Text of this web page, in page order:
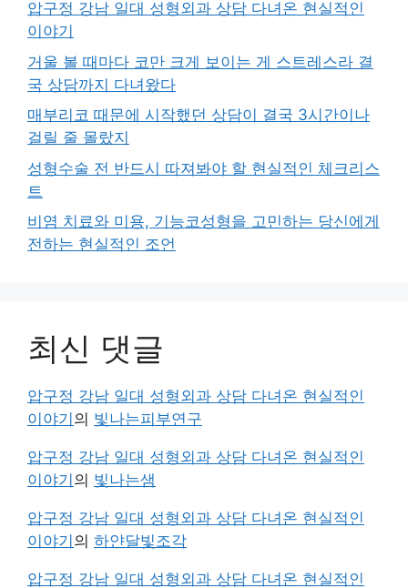
압구정 강남 일대 성형외과 상담 다녀온 현실적인
이야기
거울 볼 때마다 코만 크게 보이는 게 스트레스라 결
국 상담까지 다녀왔다
매부리코 때문에 시작했던 상담이 결국 3시간이나
걸릴 줄 몰랐지
성형수술 전 반드시 따져봐야 할 현실적인 체크리스
트
비염 치료와 미용, 기능코성형을 고민하는 당신에게
전하는 현실적인 조언
최신 댓글
압구정 강남 일대 성형외과 상담 다녀온 현실적인
이야기 의 빛나는피부연구
압구정 강남 일대 성형외과 상담 다녀온 현실적인
이야기 의 빛나는샘
압구정 강남 일대 성형외과 상담 다녀온 현실적인
이야기 의 하얀달빛조각
압구정 강남 일대 성형외과 상담 다녀온 현실적인